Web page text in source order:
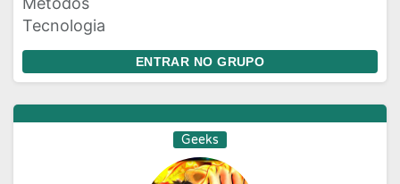
Tecnologia
ENTRAR NO GRUPO
Geeks